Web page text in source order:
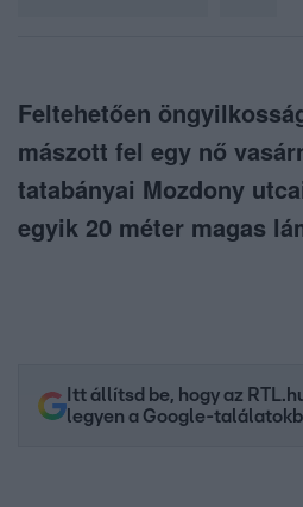
Feltehetően
mászott fel egy nő
tatabányai Mozdony
egyik 20 méter magas
Itt állítsd be, hogy az
legyen a Google-